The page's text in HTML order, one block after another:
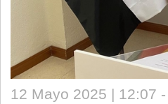
12 Mayo 2025 | 12:07 -